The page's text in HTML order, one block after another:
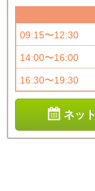
09:15〜12:30
14:00〜16:00
16:30〜19:30
ネッ